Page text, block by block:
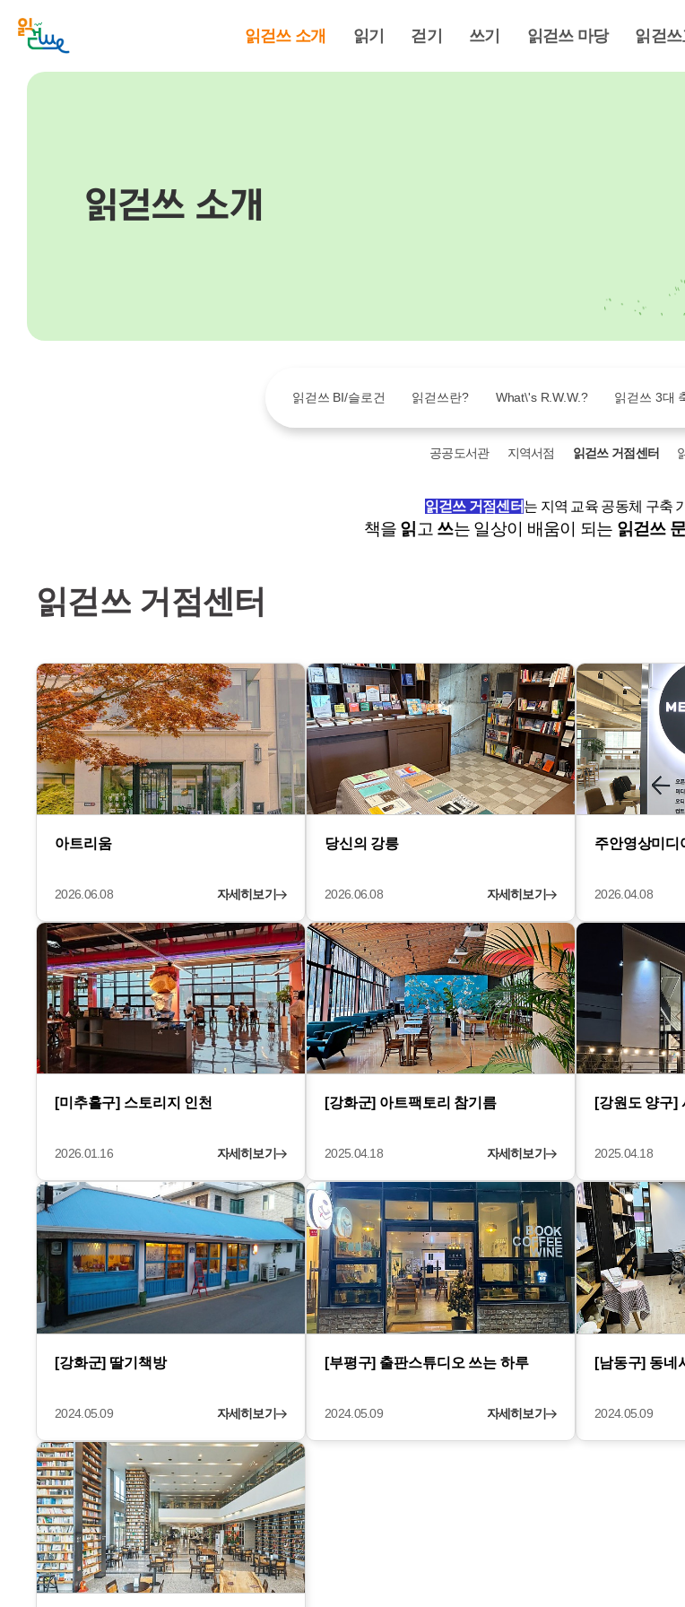
읽걷쓰 소개 읽기 걷기 쓰기 읽걷쓰 마당 읽걷
읽걷쓰 소개
읽걷쓰 BI/슬로건 읽걷쓰란? What\'s R.W.W.? 읽걷쓰 3대
공공도서관 지역서점 읽걷쓰 거점센터
읽걷쓰 거점센터는 지역 교육 공동체 구축
책을 읽 고 쓰는 일상이 배움이 되는 읽걷쓰
읽걷쓰 거점센터
아트리움
2026.06.08 자세히보기
당신의 강릉
2026.06.08 자세히보기
주안영상미디
2026.04.08
[미추홀구] 스토리지 인천
2026.01.16 자세히보기
[강화군] 아트팩토리 참기름
2025.04.18 자세히보기
[강원도 양구]
2025.04.18
[강화군] 딸기책방
2024.05.09 자세히보기
[부평구] 출판스튜디오 쓰는 하루
2024.05.09 자세히보기
[남동구] 동네
2024.05.09